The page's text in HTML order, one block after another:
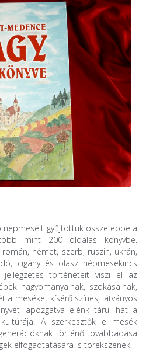
népmeséit gyűjtöttük össze ebbe a
mint 200 oldalas könyvbe.
német, szerb, ruszin, ukrán,
cigány és olasz népmesekincs
jellegzetes történeteit viszi el az
hagyományainak, szokásainak,
a meséket kísérő színes, látványos
lapozgatva elénk tárul hát a
A szerkesztők e mesék
történő továbbadása
elfogadtatására is törekszenek.